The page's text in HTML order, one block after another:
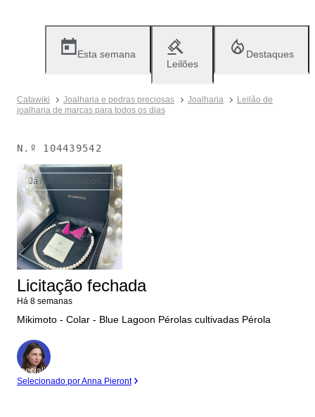
Esta semana
Leilões
Destaques
Catawiki Joalharia e pedras preciosas Joalharia
Leilão de
joalharia de marcas para todos os dias
N.º 104439542
Já não está disponível
Licitação fechada
Há 8 semanas
Mikimoto - Colar - Blue Lagoon Pérolas cultivadas Pérola
Especialista
Selecionado por Anna Pieront